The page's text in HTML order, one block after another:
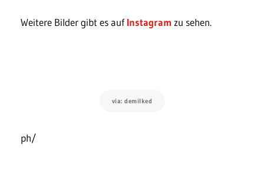
Weitere Bilder gibt es aufInstagram zu sehen.
via: demilked
ph/